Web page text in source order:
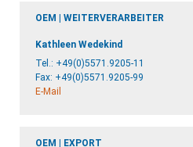
OEM | WEITERVERARBEITER
Kathleen Wedekind
Tel.: +49(0)5571.9205-11
Fax: +49(0)5571.9205-99
E-Mail
OEM | EXPORT